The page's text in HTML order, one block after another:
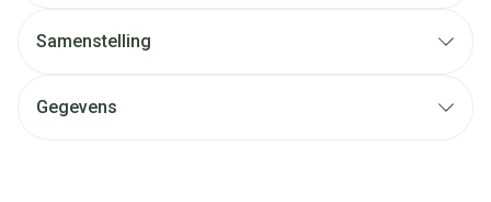
Samenstelling
Gegevens